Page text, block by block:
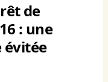
de
: une
évitée